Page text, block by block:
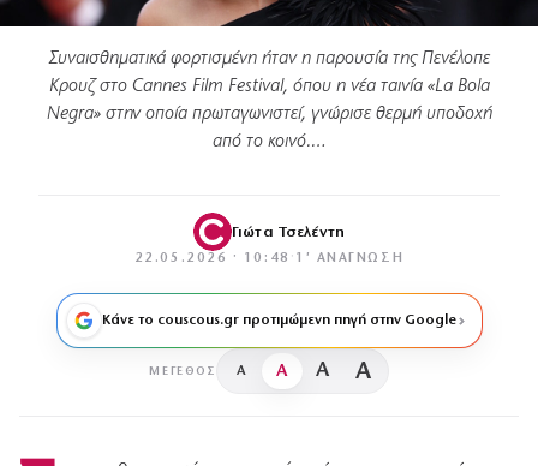
Συναισθηματικά φορτισμένη ήταν η παρουσία της Πενέλοπε
Κρουζ στο Cannes Film Festival, όπου η νέα ταινία «La Bola
Negra» στην οποία πρωταγωνιστεί, γνώρισε θερμή υποδοχή
από το κοινό.…
Γιώτα Τσελέντη
22.05.2026 · 10:48 · 1′ ΑΝΆΓΝΩΣΗ
Κάνε το couscous.gr προτιμώμενη πηγή στην Google
ΜΈΓΕΘΟΣ A A A A